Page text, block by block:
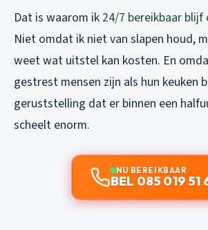
Dat is waarom ik 24/7 bereikbaar blijf
Niet omdat ik niet van slapen houd,
weet wat uitstel kan kosten. En
gestrest mensen zijn als hun keuken
geruststelling dat er binnen een
scheelt enorm.
NU BEREIKBAAR
BEL 085 019 51